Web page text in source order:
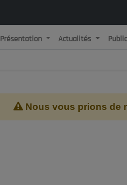
République
Présentation Actualités
Nous vous prions de